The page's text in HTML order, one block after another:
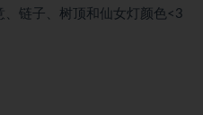
、链子、树顶和仙女灯颜色<3